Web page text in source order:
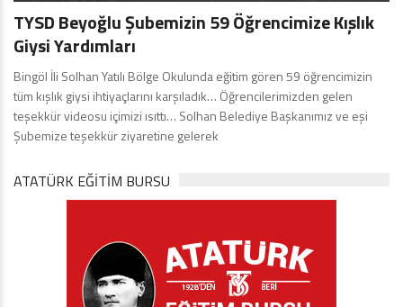
TYSD Beyoğlu Şubemizin 59 Öğrencimize Kışlık
Giysi Yardımları
Bingöl İli Solhan Yatılı Bölge Okulunda eğitim gören 59 öğrencimizin
tüm kışlık giysi ihtiyaçlarını karşıladık… Öğrencilerimizden gelen
teşekkür videosu içimizi ısıttı… Solhan Belediye Başkanımız ve eşi
Şubemize teşekkür ziyaretine gelerek
ATATÜRK EĞITIM BURSU